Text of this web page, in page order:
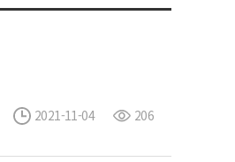
2021-11-04 206